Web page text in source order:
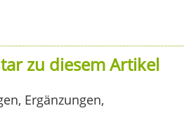
zu diesem Artikel
Ergänzungen,